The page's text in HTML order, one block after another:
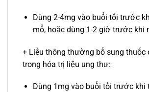
Dùng 2-4mg vào buổi tối trước
mổ, hoặc dùng 1-2 giờ trước khi
+ Liều thông thường bổ sung thuốc
trong hóa trị liệu ung thư:
Dùng 1mg vào buổi tối trước khi